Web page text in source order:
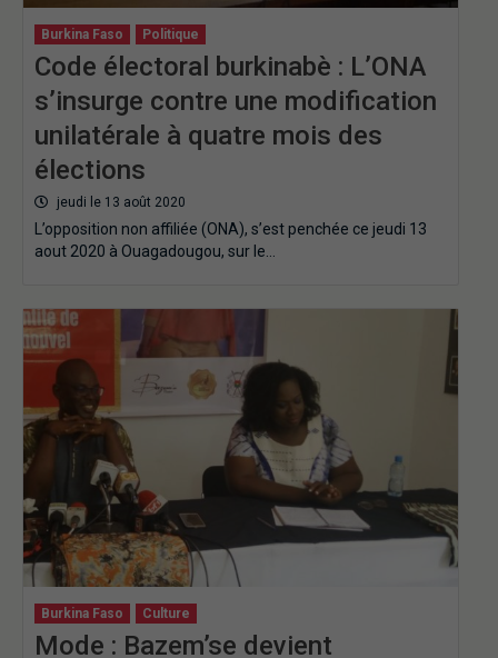
Burkina Faso Politique
Code électoral burkinabè : L’ONA
s’insurge contre une modification
unilatérale à quatre mois des
élections
jeudi le 13 août 2020
L’opposition non affiliée (ONA), s’est penchée ce jeudi 13
aout 2020 à Ouagadougou, sur le…
Burkina Faso Culture
Mode : Bazem’se devient